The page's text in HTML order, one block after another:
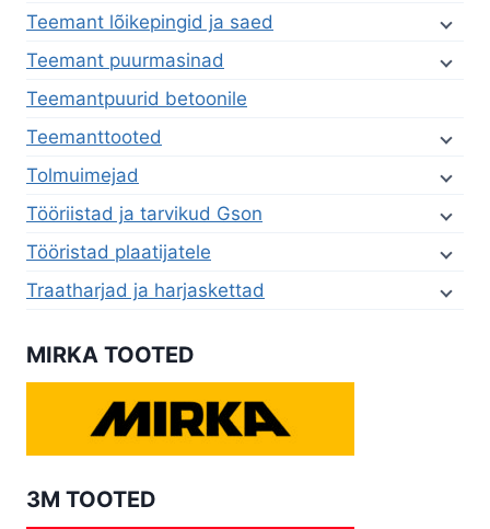
Teemant lõikepingid ja saed
Teemant puurmasinad
Teemantpuurid betoonile
Teemanttooted
Tolmuimejad
Tööriistad ja tarvikud Gson
Tööristad plaatijatele
Traatharjad ja harjaskettad
MIRKA TOOTED
3M TOOTED